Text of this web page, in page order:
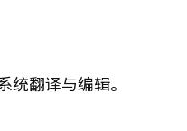
翻译与编辑。